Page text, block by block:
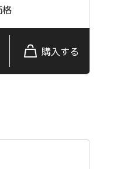
格
購入する